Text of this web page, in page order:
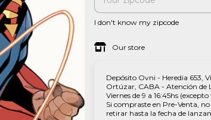
I don't know my zipcode
Our store
Depósito Ovni - Heredia 653,
Ortúzar, CABA - Atención de
Viernes de 9 a 16:45hs (excepto
Si compraste en Pre-Venta, no
retirar hasta la fecha de